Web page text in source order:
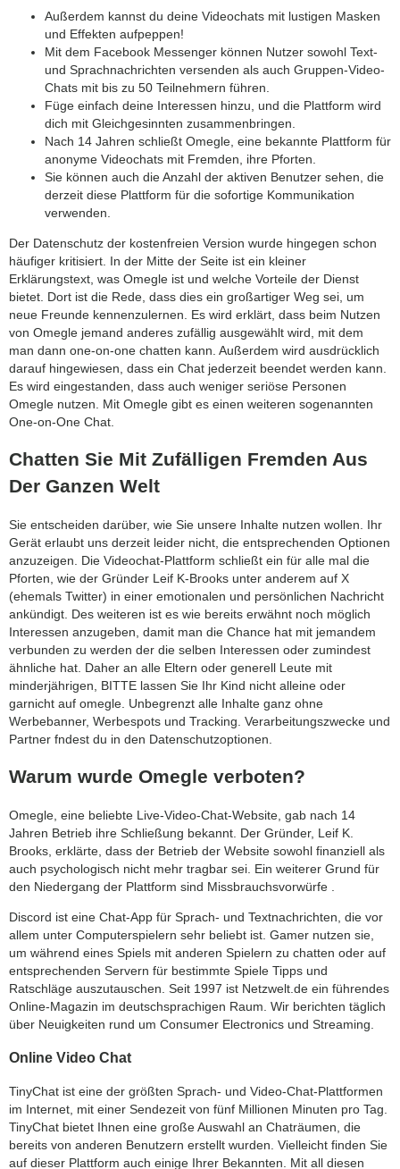
Außerdem kannst du deine Videochats mit lustigen Masken
und Effekten aufpeppen!
Mit dem Facebook Messenger können Nutzer sowohl Text-
und Sprachnachrichten versenden als auch Gruppen-Video-
Chats mit bis zu 50 Teilnehmern führen.
Füge einfach deine Interessen hinzu, und die Plattform wird
dich mit Gleichgesinnten zusammenbringen.
Nach 14 Jahren schließt Omegle, eine bekannte Plattform für
anonyme Videochats mit Fremden, ihre Pforten.
Sie können auch die Anzahl der aktiven Benutzer sehen, die
derzeit diese Plattform für die sofortige Kommunikation
verwenden.
Der Datenschutz der kostenfreien Version wurde hingegen schon
häufiger kritisiert. In der Mitte der Seite ist ein kleiner
Erklärungstext, was Omegle ist und welche Vorteile der Dienst
bietet. Dort ist die Rede, dass dies ein großartiger Weg sei, um
neue Freunde kennenzulernen. Es wird erklärt, dass beim Nutzen
von Omegle jemand anderes zufällig ausgewählt wird, mit dem
man dann one-on-one chatten kann. Außerdem wird ausdrücklich
darauf hingewiesen, dass ein Chat jederzeit beendet werden kann.
Es wird eingestanden, dass auch weniger seriöse Personen
Omegle nutzen. Mit Omegle gibt es einen weiteren sogenannten
One-on-One Chat.
Chatten Sie Mit Zufälligen Fremden Aus
Der Ganzen Welt
Sie entscheiden darüber, wie Sie unsere Inhalte nutzen wollen. Ihr
Gerät erlaubt uns derzeit leider nicht, die entsprechenden Optionen
anzuzeigen. Die Videochat-Plattform schließt ein für alle mal die
Pforten, wie der Gründer Leif K-Brooks unter anderem auf X
(ehemals Twitter) in einer emotionalen und persönlichen Nachricht
ankündigt. Des weiteren ist es wie bereits erwähnt noch möglich
Interessen anzugeben, damit man die Chance hat mit jemandem
verbunden zu werden der die selben Interessen oder zumindest
ähnliche hat. Daher an alle Eltern oder generell Leute mit
minderjährigen, BITTE lassen Sie Ihr Kind nicht alleine oder
garnicht auf omegle. Unbegrenzt alle Inhalte ganz ohne
Werbebanner, Werbespots und Tracking. Verarbeitungszwecke und
Partner fndest du in den Datenschutzoptionen.
Warum wurde Omegle verboten?
Omegle, eine beliebte Live-Video-Chat-Website, gab nach 14
Jahren Betrieb ihre Schließung bekannt. Der Gründer, Leif K.
Brooks, erklärte, dass der Betrieb der Website sowohl finanziell als
auch psychologisch nicht mehr tragbar sei. Ein weiterer Grund für
den Niedergang der Plattform sind Missbrauchsvorwürfe .
Discord ist eine Chat-App für Sprach- und Textnachrichten, die vor
allem unter Computerspielern sehr beliebt ist. Gamer nutzen sie,
um während eines Spiels mit anderen Spielern zu chatten oder auf
entsprechenden Servern für bestimmte Spiele Tipps und
Ratschläge auszutauschen. Seit 1997 ist Netzwelt.de ein führendes
Online-Magazin im deutschsprachigen Raum. Wir berichten täglich
über Neuigkeiten rund um Consumer Electronics und Streaming.
Online Video Chat
TinyChat ist eine der größten Sprach- und Video-Chat-Plattformen
im Internet, mit einer Sendezeit von fünf Millionen Minuten pro Tag.
TinyChat bietet Ihnen eine große Auswahl an Chaträumen, die
bereits von anderen Benutzern erstellt wurden. Vielleicht finden Sie
auf dieser Plattform auch einige Ihrer Bekannten. Mit all diesen